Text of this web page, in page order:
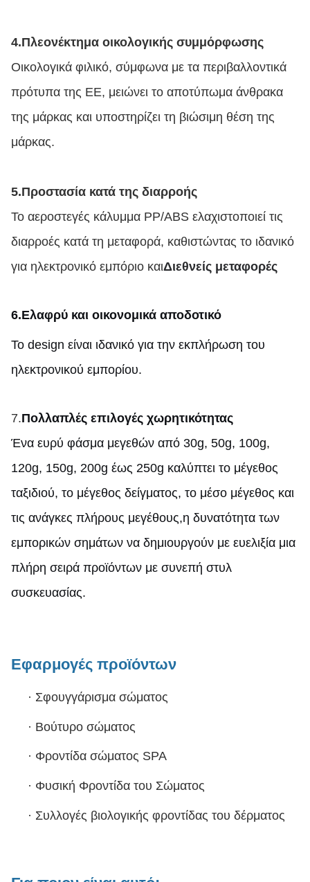
4.Πλεονέκτημα οικολογικής συμμόρφωσης
Οικολογικά φιλικό, σύμφωνα με τα περιβαλλοντικά
πρότυπα της ΕΕ, μειώνει το αποτύπωμα άνθρακα
της μάρκας και υποστηρίζει τη βιώσιμη θέση της
μάρκας.
5.Προστασία κατά της διαρροής
Το αεροστεγές κάλυμμα PP/ABS ελαχιστοποιεί τις
διαρροές κατά τη μεταφορά, καθιστώντας το ιδανικό
για ηλεκτρονικό εμπόριο καιΔιεθνείς μεταφορές
6.Ελαφρύ και οικονομικά αποδοτικό
Το design είναι ιδανικό για την εκπλήρωση του
ηλεκτρονικού εμπορίου.
7.Πολλαπλές επιλογές χωρητικότητας
Ένα ευρύ φάσμα μεγεθών από 30g, 50g, 100g,
120g, 150g, 200g έως 250g καλύπτει το μέγεθος
ταξιδιού, το μέγεθος δείγματος, το μέσο μέγεθος και
τις ανάγκες πλήρους μεγέθους,η δυνατότητα των
εμπορικών σημάτων να δημιουργούν με ευελιξία μια
πλήρη σειρά προϊόντων με συνεπή στυλ
συσκευασίας.
Εφαρμογές προϊόντων
· Σφουγγάρισμα σώματος
· Βούτυρο σώματος
· Φροντίδα σώματος SPA
· Φυσική Φροντίδα του Σώματος
· Συλλογές βιολογικής φροντίδας του δέρματος